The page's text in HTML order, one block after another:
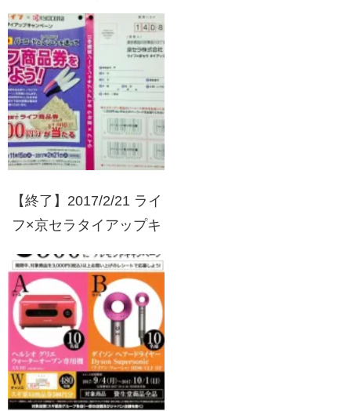
堂 商品券1000円分が25
人に1人当たるキャンペ
ーン
【終了】2017/2/21 ライ
フ×京セラタイアップキ